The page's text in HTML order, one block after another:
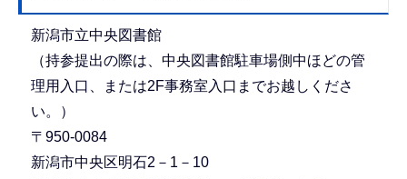
新潟市立中央図書館
（持参提出の際は、中央図書館駐車場側中ほどの管
理用入口、または2F事務室入口までお越しくださ
い。）
〒950-0084
新潟市中央区明石2－1－10